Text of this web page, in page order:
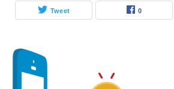
Tweet 0